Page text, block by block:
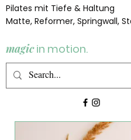
Pilates mit Tiefe & Haltung
Matte, Reformer, Springwall,
magicin motion.